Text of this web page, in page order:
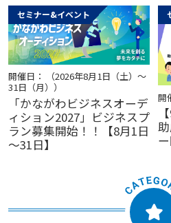
セミナー&イベント
開催日： （2026年8月1日（土）～
31日（月））
「かながわビジネスオーデ
ィション2027」ビジネスプ
ラン募集開始！！【8月1日
～31日】
開